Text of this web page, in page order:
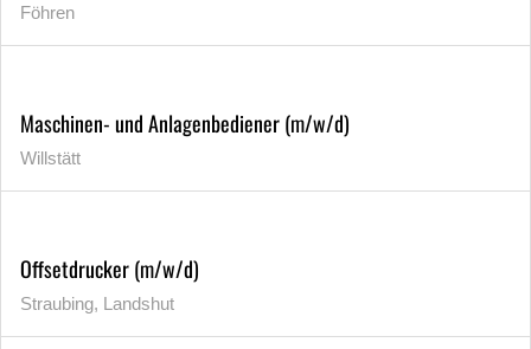
Föhren
Maschinen- und Anlagenbediener (m/w/d)
Willstätt
Offsetdrucker (m/w/d)
Straubing, Landshut